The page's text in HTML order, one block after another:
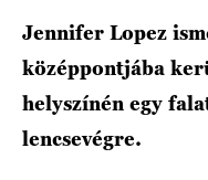
Jennifer Lopez
középpontjába
helyszínén egy
lencsevégre.